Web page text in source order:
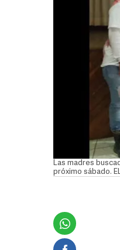
Las madres
próximo sábado.